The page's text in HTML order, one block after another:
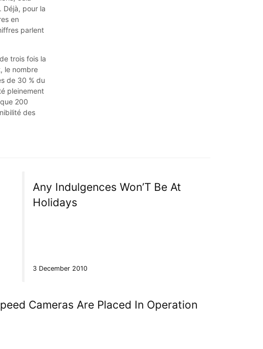
Déjà, pour la
en
parlent
trois fois la
le nombre
de 30 % du
pleinement
200
des
Any Indulgences Won’T Be At
Holidays
3 December 2010
Cameras Are Placed In Operation